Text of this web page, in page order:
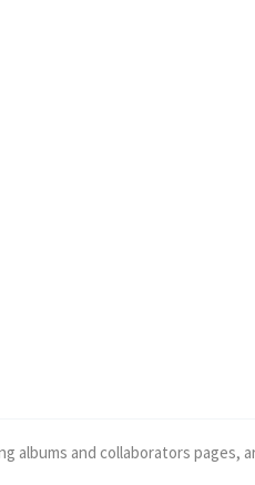
albums and collaborators pages,